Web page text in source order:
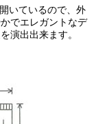
いているので、外
でエレガントなデ
演出出来ます。